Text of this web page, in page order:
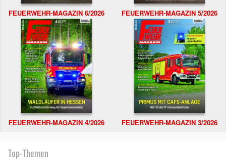
FEUERWEHR-MAGAZIN 6/2026 FEUERWEHR-MAGAZIN 5/2026
FEUERWEHR-MAGAZIN 4/2026 FEUERWEHR-MAGAZIN 3/2026
Top-Themen